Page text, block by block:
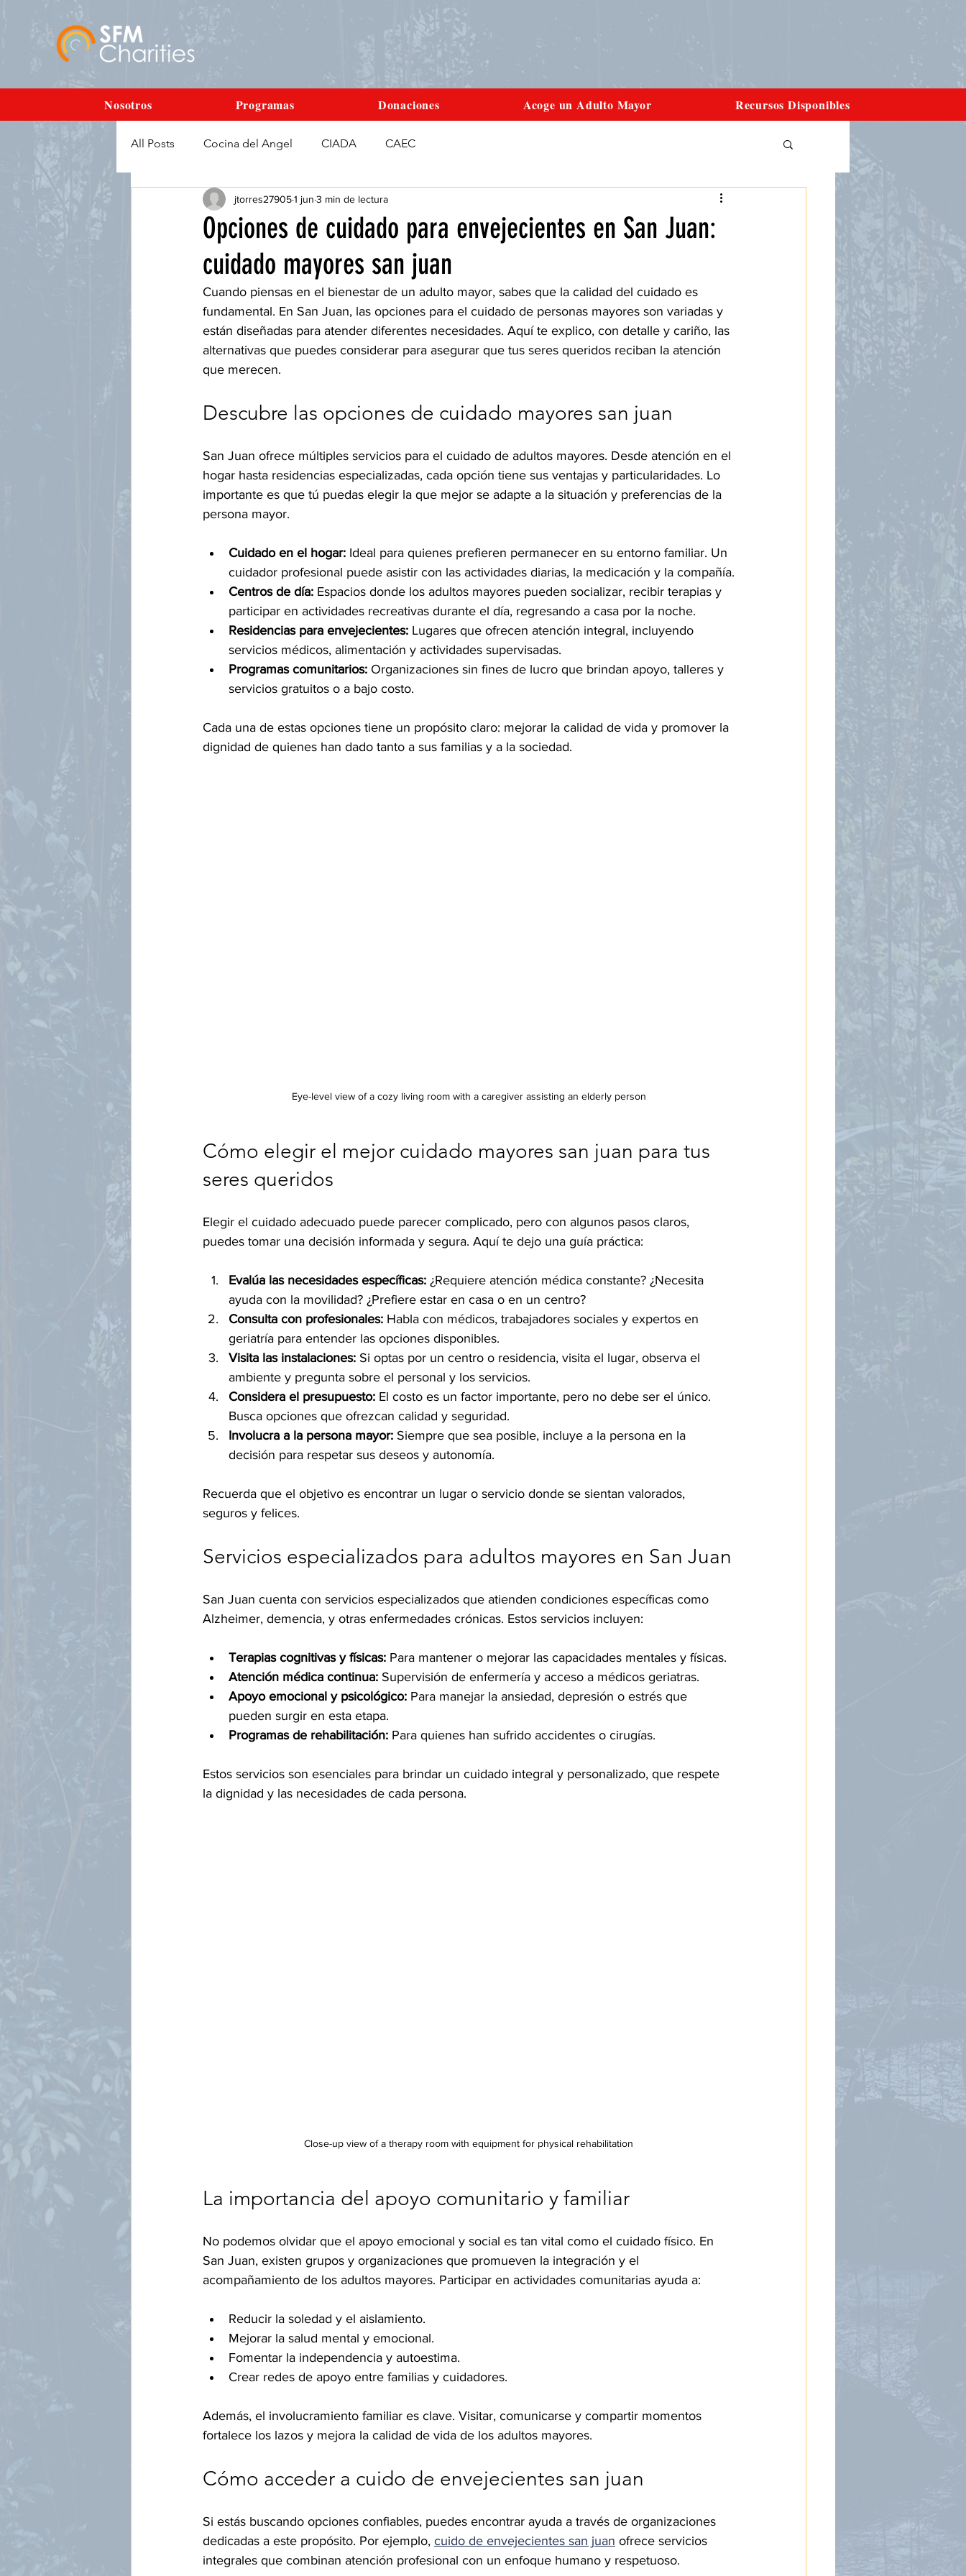
Nosotros Programas Donaciones Acoge un Adulto Mayor Recursos Disponibles
All Posts Cocina del Angel CIADA CAEC
Opciones de cuidado para envejecientes en San Juan:
cuidado mayores san juan
jtorres279051 jun 3 min de lectura
Cuando piensas en el bienestar de un adulto mayor, sabes que la calidad del cuidado es
fundamental. En San Juan, las opciones para el cuidado de personas mayores son variadas y
están diseñadas para atender diferentes necesidades. Aquí te explico, con detalle y cariño, las
alternativas que puedes considerar para asegurar que tus seres queridos reciban la atención
que merecen.
Descubre las opciones de cuidado mayores san juan
San Juan ofrece múltiples servicios para el cuidado de adultos mayores. Desde atención en el
hogar hasta residencias especializadas, cada opción tiene sus ventajas y particularidades. Lo
importante es que tú puedas elegir la que mejor se adapte a la situación y preferencias de la
persona mayor.
Cuidado en el hogar: Ideal para quienes prefieren permanecer en su entorno familiar. Un
cuidador profesional puede asistir con las actividades diarias, la medicación y la compañía.
Centros de día: Espacios donde los adultos mayores pueden socializar, recibir terapias y
participar en actividades recreativas durante el día, regresando a casa por la noche.
Residencias para envejecientes: Lugares que ofrecen atención integral, incluyendo
servicios médicos, alimentación y actividades supervisadas.
Programas comunitarios: Organizaciones sin fines de lucro que brindan apoyo, talleres y
servicios gratuitos o a bajo costo.
Cada una de estas opciones tiene un propósito claro: mejorar la calidad de vida y promover la
dignidad de quienes han dado tanto a sus familias y a la sociedad.
Eye-level view of a cozy living room with a caregiver assisting an elderly person
Cómo elegir el mejor cuidado mayores san juan para tus
seres queridos
Elegir el cuidado adecuado puede parecer complicado, pero con algunos pasos claros,
puedes tomar una decisión informada y segura. Aquí te dejo una guía práctica:
Evalúa las necesidades específicas: ¿Requiere atención médica constante? ¿Necesita
ayuda con la movilidad? ¿Prefiere estar en casa o en un centro?
Consulta con profesionales: Habla con médicos, trabajadores sociales y expertos en
geriatría para entender las opciones disponibles.
Visita las instalaciones: Si optas por un centro o residencia, visita el lugar, observa el
ambiente y pregunta sobre el personal y los servicios.
Considera el presupuesto: El costo es un factor importante, pero no debe ser el único.
Busca opciones que ofrezcan calidad y seguridad.
Involucra a la persona mayor: Siempre que sea posible, incluye a la persona en la
decisión para respetar sus deseos y autonomía.
Recuerda que el objetivo es encontrar un lugar o servicio donde se sientan valorados,
seguros y felices.
Servicios especializados para adultos mayores en San Juan
San Juan cuenta con servicios especializados que atienden condiciones específicas como
Alzheimer, demencia, y otras enfermedades crónicas. Estos servicios incluyen:
Terapias cognitivas y físicas: Para mantener o mejorar las capacidades mentales y físicas.
Atención médica continua: Supervisión de enfermería y acceso a médicos geriatras.
Apoyo emocional y psicológico: Para manejar la ansiedad, depresión o estrés que
pueden surgir en esta etapa.
Programas de rehabilitación: Para quienes han sufrido accidentes o cirugías.
Estos servicios son esenciales para brindar un cuidado integral y personalizado, que respete
la dignidad y las necesidades de cada persona.
Close-up view of a therapy room with equipment for physical rehabilitation
La importancia del apoyo comunitario y familiar
No podemos olvidar que el apoyo emocional y social es tan vital como el cuidado físico. En
San Juan, existen grupos y organizaciones que promueven la integración y el
acompañamiento de los adultos mayores. Participar en actividades comunitarias ayuda a:
Reducir la soledad y el aislamiento.
Mejorar la salud mental y emocional.
Fomentar la independencia y autoestima.
Crear redes de apoyo entre familias y cuidadores.
Además, el involucramiento familiar es clave. Visitar, comunicarse y compartir momentos
fortalece los lazos y mejora la calidad de vida de los adultos mayores.
Cómo acceder a cuido de envejecientes san juan
Si estás buscando opciones confiables, puedes encontrar ayuda a través de organizaciones
dedicadas a este propósito. Por ejemplo, cuido de envejecientes san juan ofrece servicios
integrales que combinan atención profesional con un enfoque humano y respetuoso.